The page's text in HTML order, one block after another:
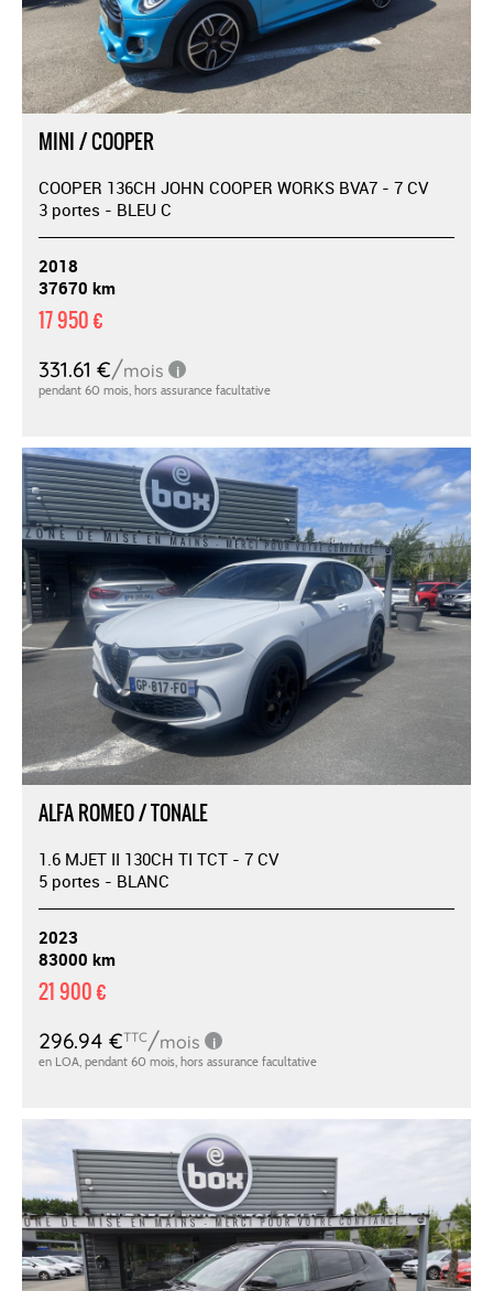
MINI / COOPER
COOPER 136CH JOHN COOPER WORKS BVA7 - 7 CV
3 portes - BLEU C
2018
37670 km
17 950 €
ALFA ROMEO / TONALE
1.6 MJET II 130CH TI TCT - 7 CV
5 portes - BLANC
2023
83000 km
21 900 €